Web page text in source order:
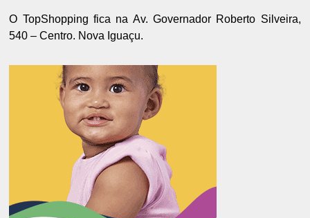
O TopShopping fica na Av. Governador Roberto Silveira,
540 – Centro. Nova Iguaçu.